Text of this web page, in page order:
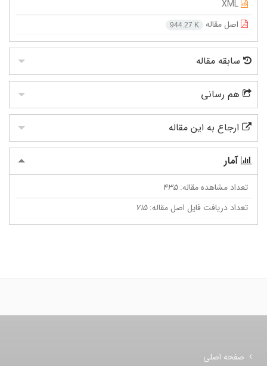
اصل مقاله
944.27 K
سابقه مقاله
هم رسانی
ارجاع به این مقاله
آمار
تعداد مشاهده مقاله:435
تعداد دریافت فایل اصل مقاله:715
صفحه اصلی